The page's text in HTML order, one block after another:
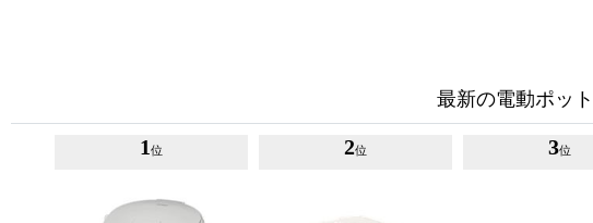
最新の電動ポッ
1 位 2位 3位